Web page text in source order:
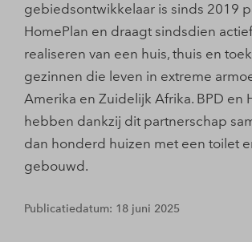
gebiedsontwikkelaar is sinds 2019
HomePlan en draagt sindsdien
realiseren van een huis, thuis en
gezinnen die leven in extreme
Amerika en Zuidelijk Afrika. BPD en
hebben dankzij dit partnerschap
dan honderd huizen met een toilet
gebouwd.
Publicatiedatum: 18 juni 2025